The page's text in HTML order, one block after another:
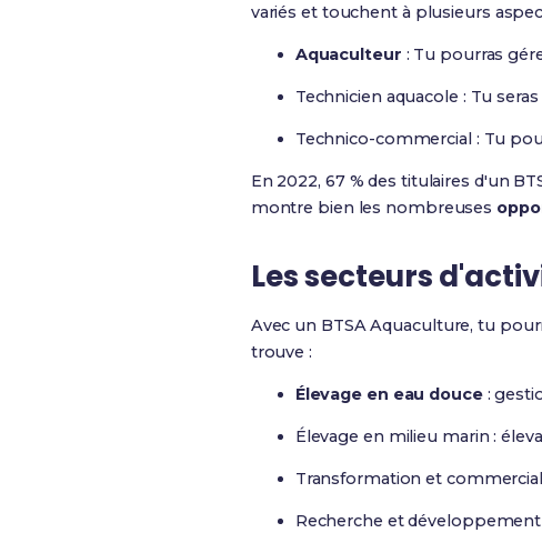
variés et touchent à plusieurs
Aquaculteur : Tu pourras
Technicien aquacole : Tu
Technico-commercial : Tu
En 2022, 67 % des titulaires d'un
montre bien les nombreuses
Les secteurs
Avec un BTSA Aquaculture, tu
trouve :
Élevage en eau douce:
Élevage en milieu marin :
Transformation et
Recherche et